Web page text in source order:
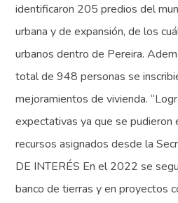
identificaron 205 predios del
urbana y de expansión, de los
urbanos dentro de Pereira.
total de 948 personas se
mejoramientos de vivienda.
expectativas ya que se
recursos asignados desde la
DE INTERÉS En el 2022 se
banco de tierras y en proyectos